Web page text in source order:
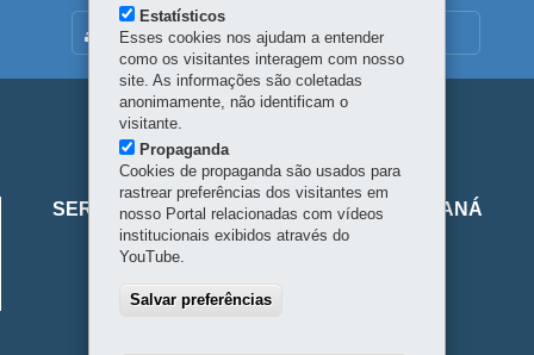
MAPA DO SITE
Navegação
principal
Viaje
Parana
SERVIÇO SOCIAL AUTÔNOMO VIAJE PARANÁ
Alameda Júlia da Costa, 64 - São Francisco
Horário de atendimento: 8h30 a 18h
Estatísticos
Esses cookies nos ajudam a entender
como os visitantes interagem com nosso
site. As informações são coletadas
anonimamente, não identificam o
visitante.
Propaganda
Cookies de propaganda são usados para
rastrear preferências dos visitantes em
nosso Portal relacionadas com vídeos
institucionais exibidos através do
YouTube.
Salvar preferências